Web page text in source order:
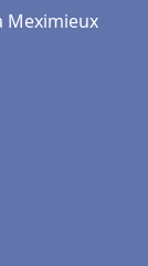
Meximieux